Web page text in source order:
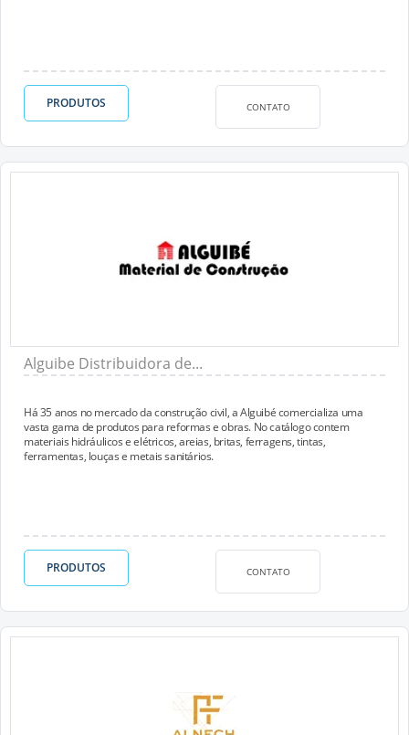
PRODUTOS CONTATO
Alguibe Distribuidora de...
Há 35 anos no mercado da construção civil, a Alguibé comercializa uma
vasta gama de produtos para reformas e obras. No catálogo contem
materiais hidráulicos e elétricos, areias, britas, ferragens, tintas,
ferramentas, louças e metais sanitários.
PRODUTOS CONTATO